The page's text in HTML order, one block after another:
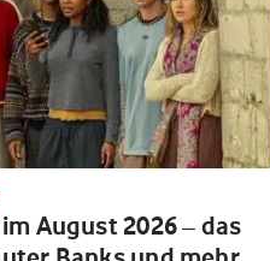
August 2026 – das